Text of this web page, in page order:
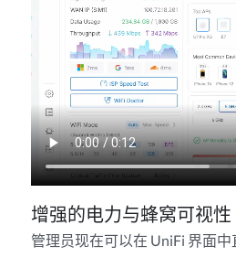
增强的电力与蜂窝可视性
管理员现在可以在 UniFi 界面